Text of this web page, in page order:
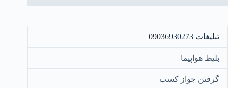
تبلیغات 09036930273
بلیط هواپیما
گرفتن جواز کسب